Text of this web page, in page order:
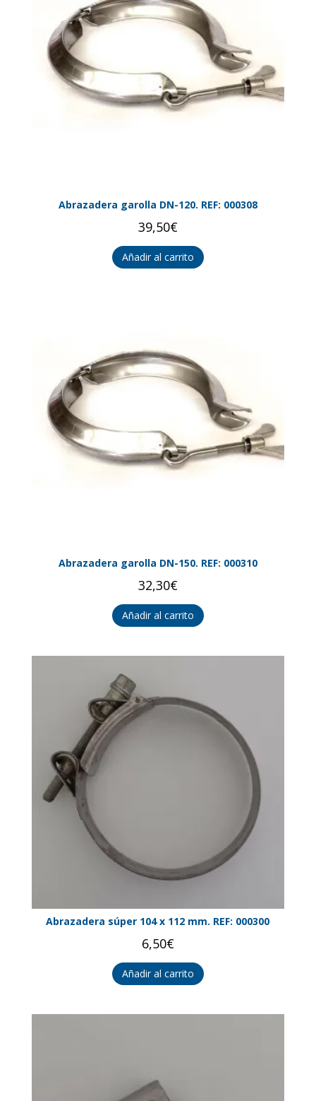
Abrazadera garolla DN-120. REF: 000308
39,50€
Añadir al carrito
Abrazadera garolla DN-150. REF: 000310
32,30€
Añadir al carrito
Abrazadera súper 104 x 112 mm. REF: 000300
6,50€
Añadir al carrito